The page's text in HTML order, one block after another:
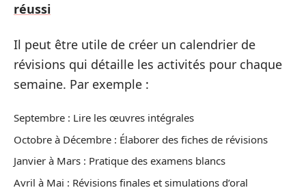
réussi
Il peut être utile de créer un calendrier de
révisions qui détaille les activités pour chaque
semaine. Par exemple :
Septembre : Lire les œuvres intégrales
Octobre à Décembre : Élaborer des fiches de révisions
Janvier à Mars : Pratique des examens blancs
Avril à Mai : Révisions finales et simulations d’oral